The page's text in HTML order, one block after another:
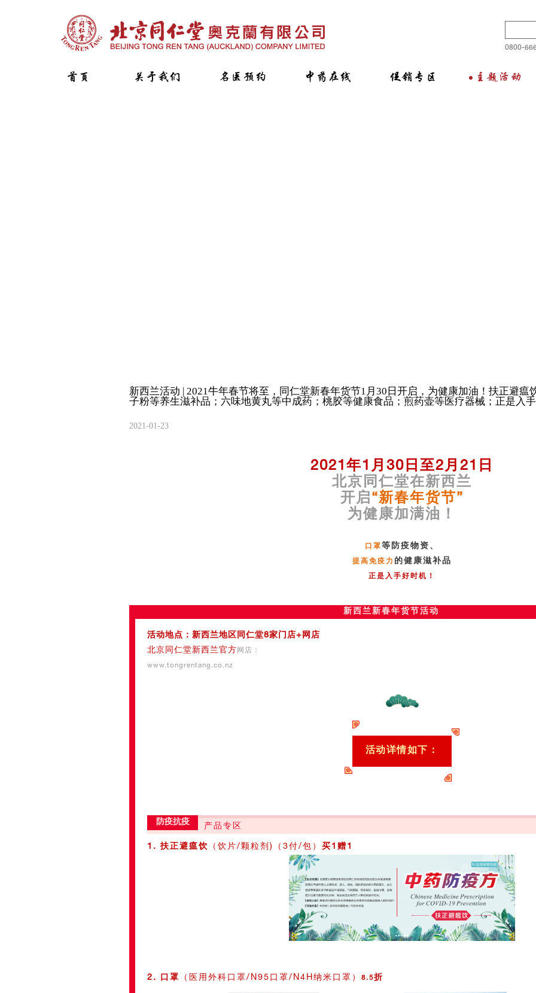
0800-
首页 关于我们 名医预约 中药在线 促销专区 主题活动
新西兰活动 | 2021牛年春节将至，同仁堂新春年货节1月30日开启，为健康加油！扶正避瘟
子粉等养生滋补品；六味地黄丸等中成药；桃胶等健康食品；煎药壶等医疗器械；正是入
2021-01-23
2021年1月30日至2月21日
北京同仁堂在新西兰
开启“新春年货节”
为健康加满油！
口罩等防疫物资、
提高免疫力 的健康滋补品
正是入手好时机！
新西兰新春年货节活动
活动地点：新西兰地区同仁堂8家门店+网店
北京同仁堂新西兰官方 网店：
www.tongrentang.co.nz
活动详情如下：
防疫抗疫 产品专区
1. 扶正避瘟饮 （饮片/颗粒剂)（3付/包） 买1赠1
2. 口罩 （医用外科口罩/N95口罩/N4H纳米口罩） 8.5折